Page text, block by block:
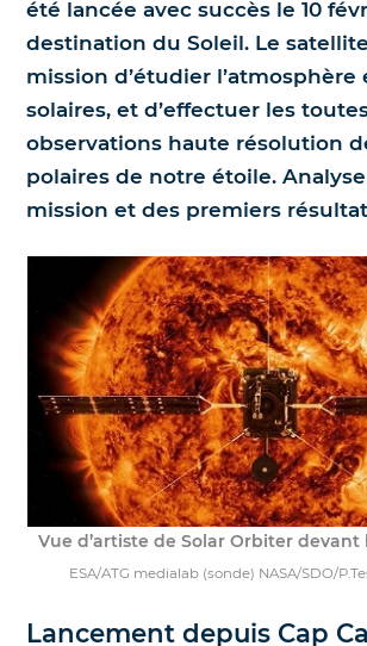
Science et exploration
Le coin des enfants
Nos jumelles pour
été lancée avec succès le 10
destination du Soleil. Le
mission d’étudier l’atmosphère
solaires, et d’effectuer les
observations haute résolution
polaires de notre étoile.
mission et des premiers
Vue d’artiste de Solar Orbiter devant
ESA/ATG medialab (sonde) NASA/SDO/
Lancement depuis Cap